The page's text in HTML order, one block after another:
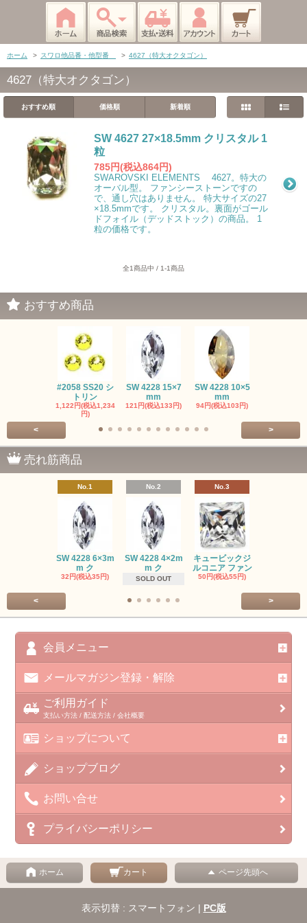
ホーム > スワロ他品番・他型番 > 4627（特大オクタゴン）
4627（特大オクタゴン）
おすすめ順 価格順 新着順
SW 4627 27×18.5mm クリスタル 1
粒
785円(税込864円)
SWAROVSKI ELEMENTS 4627。特大の
オーバル型。 ファンシーストーンですの
で、通し穴はありません。 特大サイズの27
×18.5mmです。 クリスタル。裏面がゴール
ドフォイル（デッドストック）の商品。 1
粒の価格です。
全1商品中 / 1-1商品
おすすめ商品
#2058 SS20 シ
トリン
1,122円(税込1,234
円)
SW 4228 15×7
mm
121円(税込133円)
SW 4228 10×5
mm
94円(税込103円)
< >
売れ筋商品
No.1
SW 4228 6×3m
m ク
32円(税込35円)
No.2
SW 4228 4×2m
m ク
SOLD OUT
No.3
キュービックジ
ルコニア ファン
50円(税込55円)
< >
会員メニュー
メールマガジン登録・解除
ご利用ガイド
支払い方法 / 配送方法 / 会社概要
ショップについて
ショップブログ
お問い合せ
プライバシーポリシー
ホーム カート ページ先頭へ
表示切替 : スマートフォン | PC版